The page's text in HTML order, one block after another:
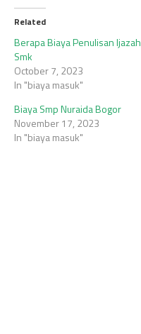
Related
Berapa Biaya Penulisan Ijazah
Smk
October 7, 2023
In "biaya masuk"
Biaya Smp Nuraida Bogor
November 17, 2023
In "biaya masuk"